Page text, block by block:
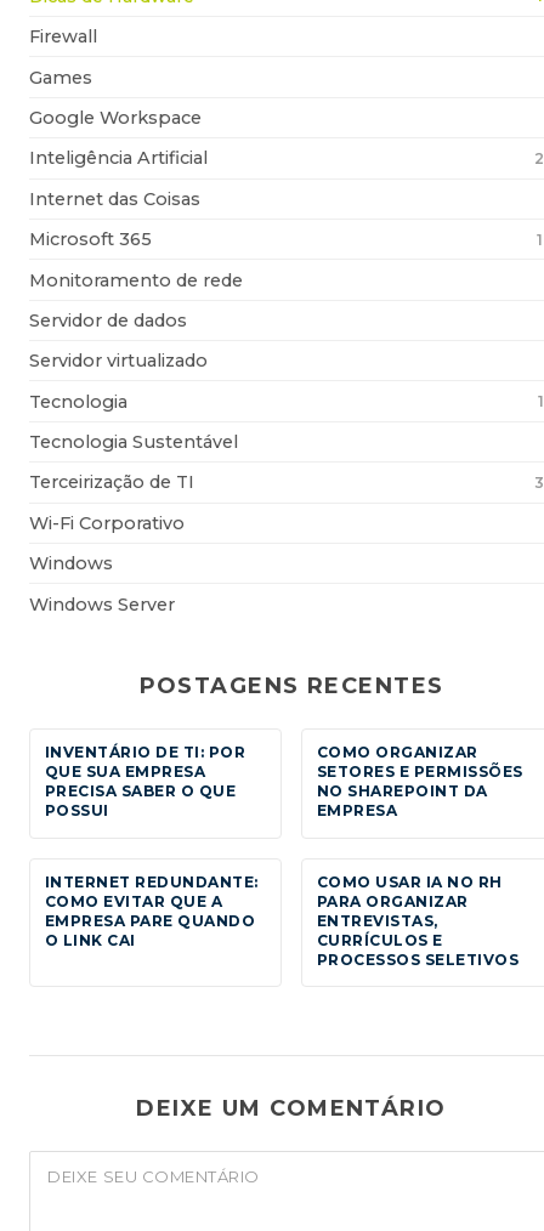
Firewall
Games
Google Workspace
Inteligência Artificial
Internet das Coisas
Microsoft 365
Monitoramento de rede
Servidor de dados
Servidor virtualizado
Tecnologia
Tecnologia Sustentável
Terceirização de TI
Wi-Fi Corporativo
Windows
Windows Server
POSTAGENS RECENTES
INVENTÁRIO DE TI: POR
QUE SUA EMPRESA
PRECISA SABER O QUE
POSSUI
COMO ORGANIZAR
SETORES E PERMISSÕES
NO SHAREPOINT DA
EMPRESA
INTERNET REDUNDANTE:
COMO EVITAR QUE A
EMPRESA PARE QUANDO
O LINK CAI
COMO USAR IA NO RH
PARA ORGANIZAR
ENTREVISTAS,
CURRÍCULOS E
PROCESSOS SELETIVOS
DEIXE UM COMENTÁRIO